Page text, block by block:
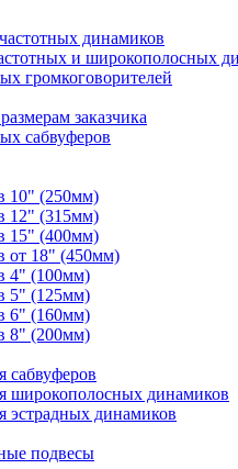
динамиков
и широкополосных
громкоговорителей
заказчика
сабвуферов
10" (250мм)
12" (315мм)
15" (400мм)
от 18" (450мм)
4" (100мм)
5" (125мм)
6" (160мм)
8" (200мм)
сабвуферов
широкополосных динамиков
эстрадных динамиков
подвесы